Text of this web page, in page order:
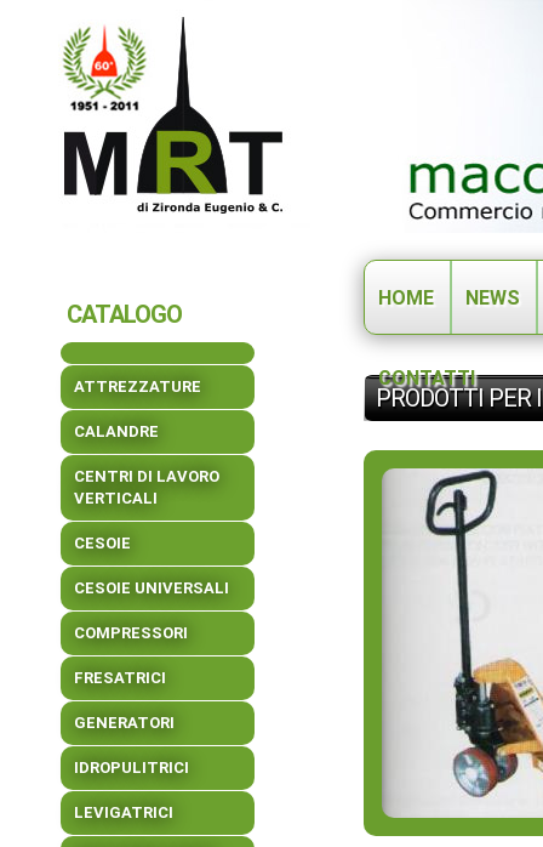
CATALOGO
ATTREZZATURE
CALANDRE
CENTRI DI LAVORO
VERTICALI
CESOIE
CESOIE UNIVERSALI
COMPRESSORI
FRESATRICI
GENERATORI
IDROPULITRICI
LEVIGATRICI
HOME NEWS
CONTATTI
PRODOTTI PER